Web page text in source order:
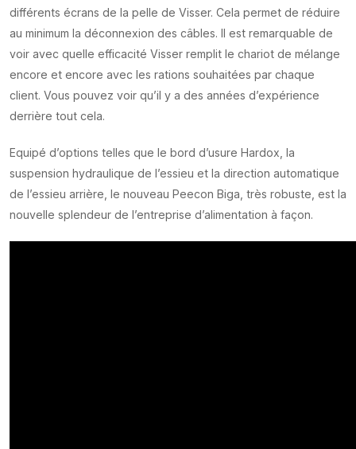
différents écrans de la pelle de Visser. Cela permet de réduire
au minimum la déconnexion des câbles. Il est remarquable de
voir avec quelle efficacité Visser remplit le chariot de mélange
encore et encore avec les rations souhaitées par chaque
client. Vous pouvez voir qu’il y a des années d’expérience
derrière tout cela.
Equipé d’options telles que le bord d’usure Hardox, la
suspension hydraulique de l’essieu et la direction automatique
de l’essieu arrière, le nouveau Peecon Biga, très robuste, est la
nouvelle splendeur de l’entreprise d’alimentation à façon.